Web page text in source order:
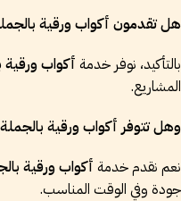
هل تقدمون أكواب ورقية
بالتأكيد، نوفر خدمة أكواب ورقية
المشاريع.
وهل تتوفر أكواب ورقية
نعم نقدم خدمة أكواب ورقية
جودة وفي الوقت المناسب.